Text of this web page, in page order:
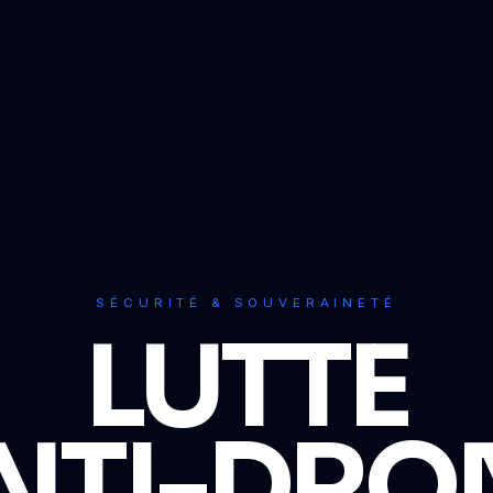
SÉCURITÉ & SOUVERAINETÉ
LUTTE